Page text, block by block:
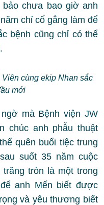
chưa bao giờ anh
chỉ cố gắng làm để
bệnh cũng chỉ có thể
cùng ekip Nhan sắc
mới
mà Bệnh viện JW
chúc anh phẫu thuật
quên buổi tiệc trung
suốt 35 năm cuộc
tròn là một trong
anh Mến biết được
và yêu thương biết